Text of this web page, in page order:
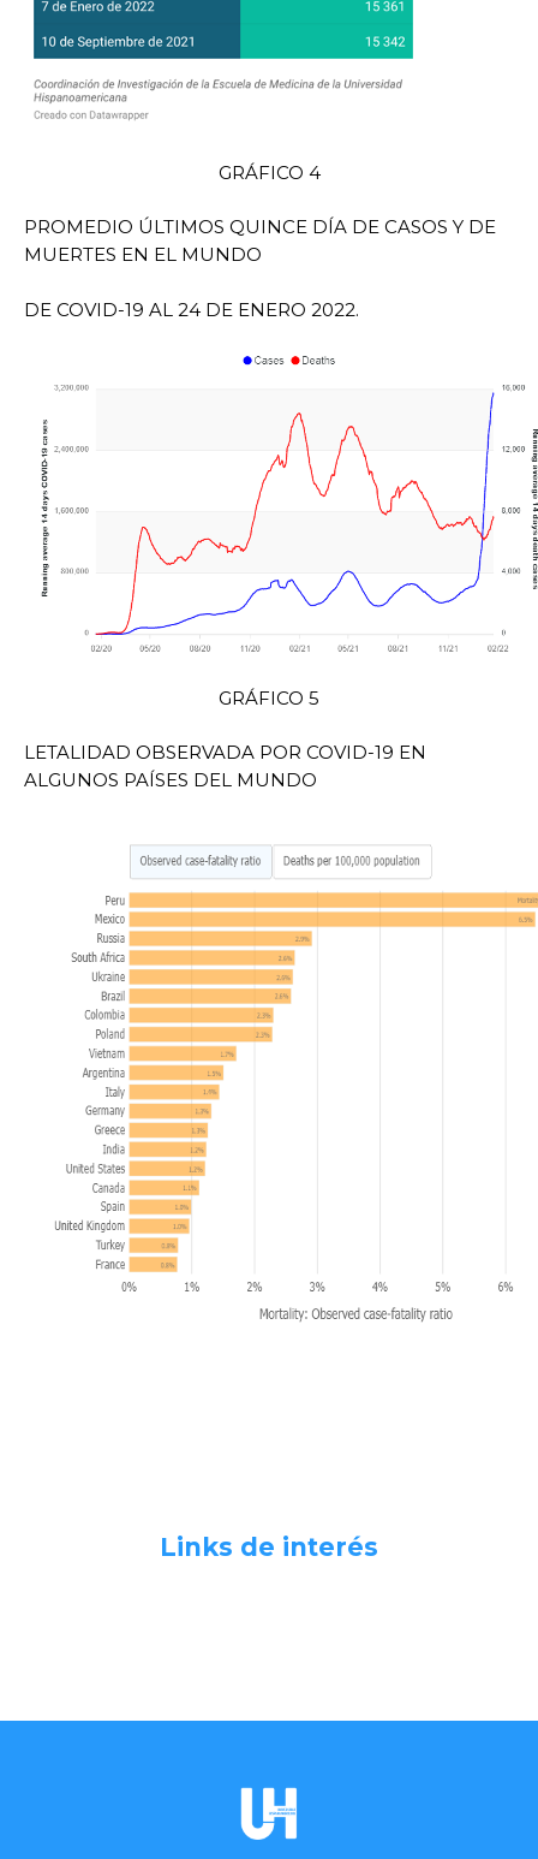
GRÁFICO 4
PROMEDIO ÚLTIMOS QUINCE DÍA DE CASOS Y DE
MUERTES EN EL MUNDO
DE COVID-19 AL 24 DE ENERO 2022.
GRÁFICO 5
LETALIDAD OBSERVADA POR COVID-19 EN
ALGUNOS PAÍSES DEL MUNDO
Links de interés